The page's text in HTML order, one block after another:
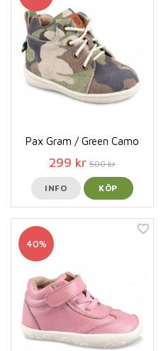
Pax Gram / Green Camo
299 kr 500 kr
INFO KÖP
40%